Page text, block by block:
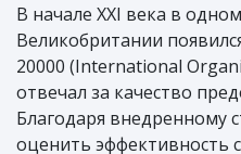
В начале XXI века в
Великобритании
20000 (International
отвечал за качество
Благодаря внедренному
оценить эффективность